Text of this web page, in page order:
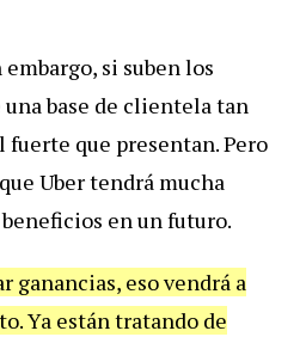
si suben los
base de clientela tan
fuerte que presentan. Pero
Uber tendrá mucha
en un futuro.
ganancias, eso vendrá a
Ya están tratando de